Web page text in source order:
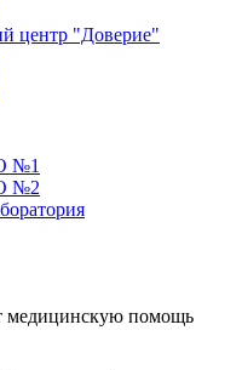
центр "Доверие"
№1
№2
медицинскую помощь